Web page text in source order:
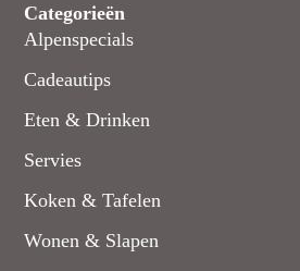
Categorieën
Alpenspecials
Cadeautips
Eten & Drinken
Servies
Koken & Tafelen
Wonen & Slapen